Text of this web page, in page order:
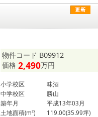
物件コード B09912
価格 2,490万円
小学校区
味酒
中学校区
勝山
築年月
平成13年03月
土地面積(m²)
119.00(35.99坪)